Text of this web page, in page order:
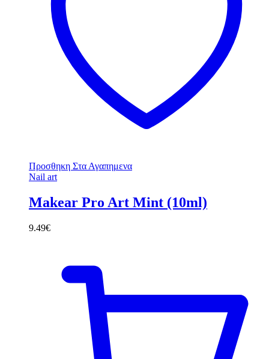
Προσθηκη Στα Αγαπημενα
Nail art
Makear Pro Art Mint (10ml)
9.49€